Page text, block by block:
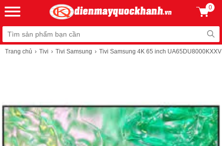
0
Trang chủ Tivi Tivi Samsung Tivi Samsung 4K 65 inch UA65DU8000KXXV